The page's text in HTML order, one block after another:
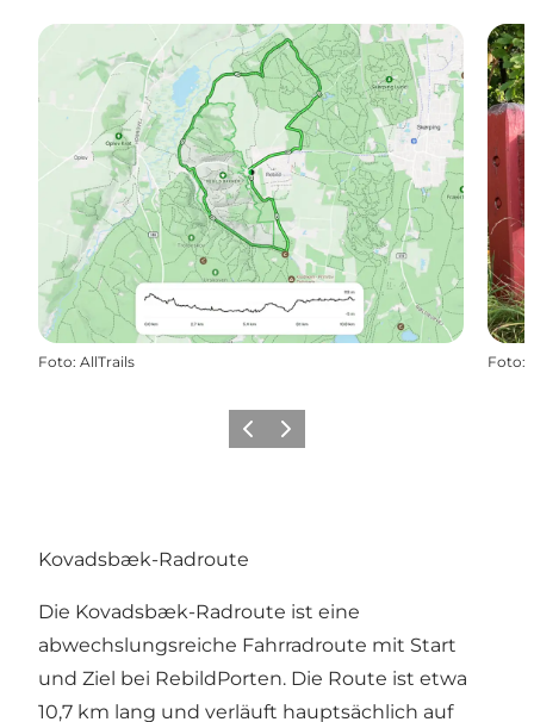
Foto: AllTrails Foto:
ZurückWeiter
Kovadsbæk-Radroute
Die Kovadsbæk-Radroute ist eine
abwechslungsreiche Fahrradroute mit Start
und Ziel bei RebildPorten. Die Route ist etwa
10,7 km lang und verläuft hauptsächlich auf